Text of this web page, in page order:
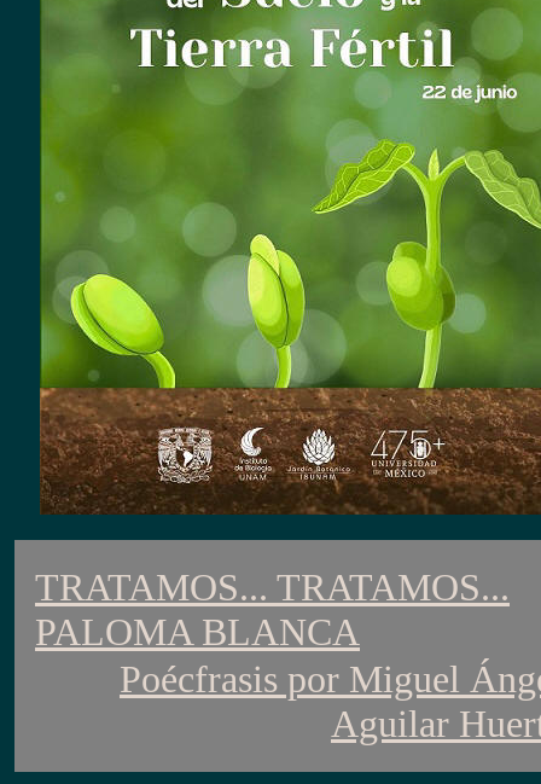
TRATAMOS... TRATAMOS...
PALOMA BLANCA
Poécfrasis por Miguel
Aguilar